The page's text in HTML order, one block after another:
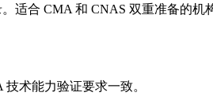
适合 CMA 和 CNAS 双重准备的机
术能力验证要求一致。